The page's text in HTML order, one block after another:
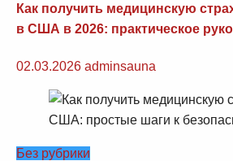
Как получить медицинскую
в США в 2026: практическое
02.03.2026 adminsauna
Без рубрики